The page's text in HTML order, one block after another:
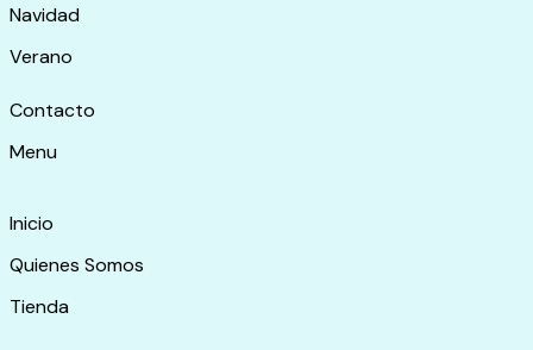
Navidad
Verano
Contacto
Menu
Inicio
Quienes Somos
Tienda